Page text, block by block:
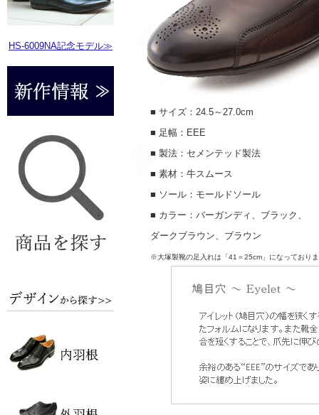
HS-6009NA記念モデル≫
■ サイズ：24.5～27.0cm
■ 足幅：EEE
■ 製法：セメンテッド製法
■ 素材：牛スムース
■ ソール：モールドソール
■ カラー：バーガンディ、ブラック、
ダークブラウン、ブラウン
※大塚製靴の足入れは「41＝25cm」になっており